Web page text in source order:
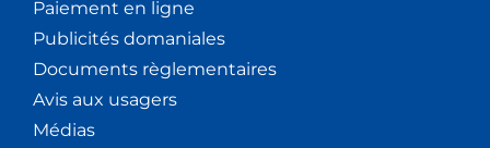
Paiement en ligne
Publicités domaniales
Documents règlementaires
Avis aux usagers
Médias